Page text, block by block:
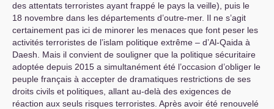
des attentats terroristes ayant frappé le pays la veille), puis le
18 novembre dans les départements d’outre-mer. Il ne s’agit
certainement pas ici de minorer les menaces que font peser les
activités terroristes de l’islam politique extrême – d’Al-Qaida à
Daesh. Mais il convient de souligner que la politique sécuritaire
adoptée depuis 2015 a simultanément été l’occasion d’obliger le
peuple français à accepter de dramatiques restrictions de ses
droits civils et politiques, allant au-delà des exigences de
réaction aux seuls risques terroristes. Après avoir été renouvelé